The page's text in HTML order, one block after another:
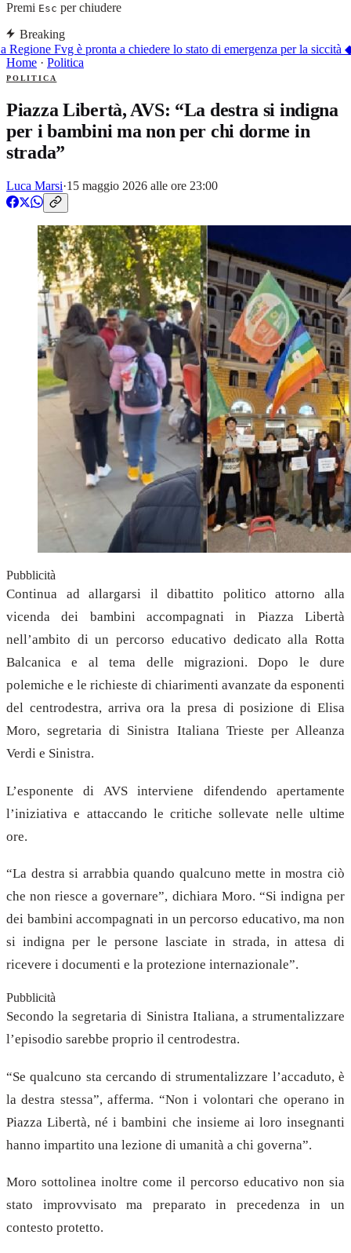
Premi Esc per chiudere
Breaking
Regione Fvg è pronta a chiedere lo stato di emergenza per la siccità ◆
Home · Politica
POLITICA
Piazza Libertà, AVS: “La destra si indigna
per i bambini ma non per chi dorme in
strada”
Luca Marsi·15 maggio 2026 alle ore 23:00
Pubblicità
Continua ad allargarsi il dibattito politico attorno alla
vicenda dei bambini accompagnati in Piazza Libertà
nell’ambito di un percorso educativo dedicato alla Rotta
Balcanica e al tema delle migrazioni. Dopo le dure
polemiche e le richieste di chiarimenti avanzate da esponenti
del centrodestra, arriva ora la presa di posizione di Elisa
Moro, segretaria di Sinistra Italiana Trieste per Alleanza
Verdi e Sinistra.
L’esponente di AVS interviene difendendo apertamente
l’iniziativa e attaccando le critiche sollevate nelle ultime
ore.
“La destra si arrabbia quando qualcuno mette in mostra ciò
che non riesce a governare”, dichiara Moro. “Si indigna per
dei bambini accompagnati in un percorso educativo, ma non
si indigna per le persone lasciate in strada, in attesa di
ricevere i documenti e la protezione internazionale”.
Pubblicità
Secondo la segretaria di Sinistra Italiana, a strumentalizzare
l’episodio sarebbe proprio il centrodestra.
“Se qualcuno sta cercando di strumentalizzare l’accaduto, è
la destra stessa”, afferma. “Non i volontari che operano in
Piazza Libertà, né i bambini che insieme ai loro insegnanti
hanno impartito una lezione di umanità a chi governa”.
Moro sottolinea inoltre come il percorso educativo non sia
stato improvvisato ma preparato in precedenza in un
contesto protetto.